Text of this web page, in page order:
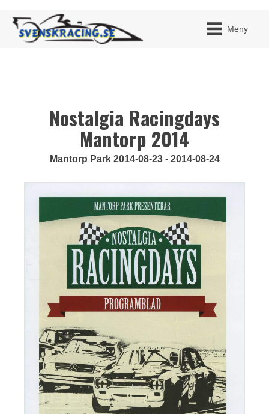
Meny
Nostalgia Racingdays
Mantorp 2014
Mantorp Park 2014-08-23 - 2014-08-24